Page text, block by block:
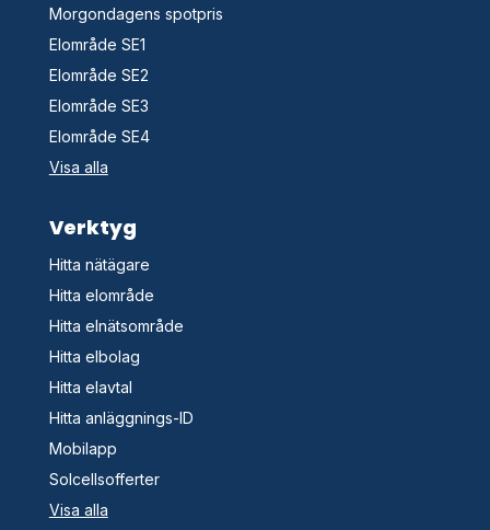
Morgondagens spotpris
Elområde SE1
Elområde SE2
Elområde SE3
Elområde SE4
Visa alla
Verktyg
Hitta nätägare
Hitta elområde
Hitta elnätsområde
Hitta elbolag
Hitta elavtal
Hitta anläggnings-ID
Mobilapp
Solcellsofferter
Visa alla